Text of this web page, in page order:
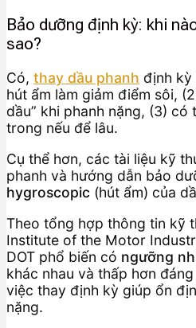
Bảo dưỡng định kỳ: khi
sao?
Có, thay dầu phanh định kỳ
hút ẩm làm giảm điểm sôi,
dầu” khi phanh nặng, (3) có
trong nếu để lâu.
Cụ thể hơn, các tài liệu kỹ
phanh và hướng dẫn bảo
hygroscopic (hút ẩm) của
Theo tổng hợp thông tin kỹ
Institute of the Motor
DOT phổ biến có ngưỡng
khác nhau và thấp hơn
việc thay định kỳ giúp ổn
nặng.